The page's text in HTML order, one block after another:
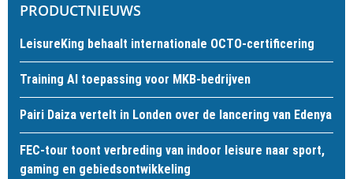
PRODUCTNIEUWS
LeisureKing behaalt internationale OCTO-certificering
Training AI toepassing voor MKB-bedrijven
Pairi Daiza vertelt in Londen over de lancering van Edenya
FEC-tour toont verbreding van indoor leisure naar sport,
gaming en gebiedsontwikkeling